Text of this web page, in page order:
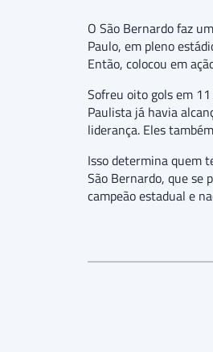
O São Bernardo faz
Paulo, em pleno
Então, colocou em
Sofreu oito gols em
Paulista já havia
liderança. Eles
Isso determina quem
São Bernardo, que se
campeão estadual e